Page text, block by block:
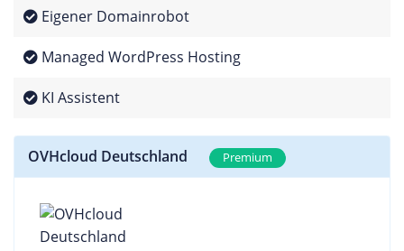
Eigener Domainrobot
Managed WordPress Hosting
KI Assistent
OVHcloud Deutschland Premium